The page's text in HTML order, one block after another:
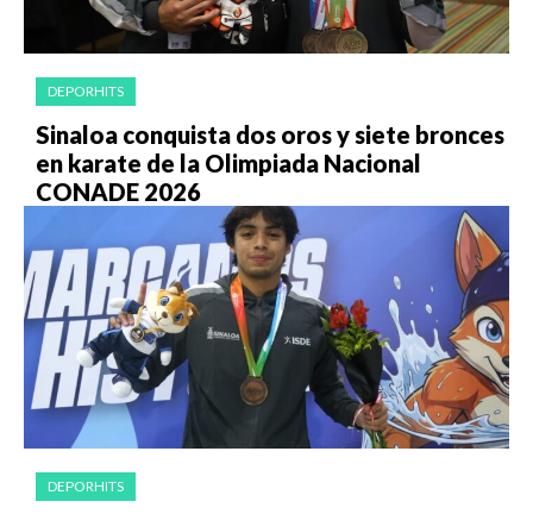
DEPORHITS
Sinaloa conquista dos oros y siete bronces
en karate de la Olimpiada Nacional
CONADE 2026
DEPORHITS